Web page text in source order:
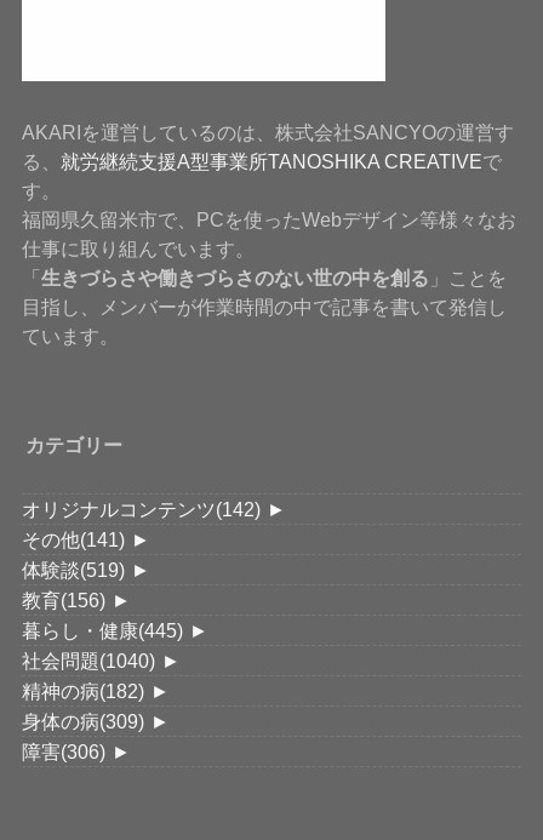
AKARIを運営しているのは、株式会社SANCYOの運営す
る、 就労継続支援A型事業所TANOSHIKA CREATIVEで
す。
福岡県久留米市で、PCを使ったWebデザイン等様々なお
仕事に取り組んでいます。
「生きづらさや働きづらさのない世の中を創る 」ことを
目指し、メンバーが作業時間の中で記事を書いて発信し
ています。
カテゴリー
オリジナルコンテンツ(142) ►
その他(141) ►
体験談(519) ►
教育(156) ►
暮らし・健康(445) ►
社会問題(1040) ►
精神の病(182) ►
身体の病(309) ►
障害(306) ►